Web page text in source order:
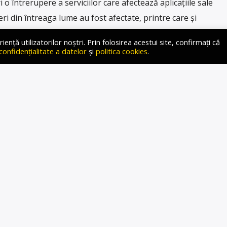
întrerupere a serviciilor care afectează aplicațiile sale
din întreaga lume au fost afectate, printre care și
haos pe întreaga planetă. Această cădere a afectat
băncile sau diverse aplicații […]
utilizatorilor noștri. Prin folosirea acestui site, confirmați că
a datelorși politica cookies.